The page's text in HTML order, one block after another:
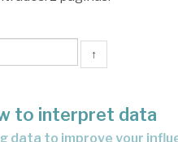
↑
to interpret data
data to improve your